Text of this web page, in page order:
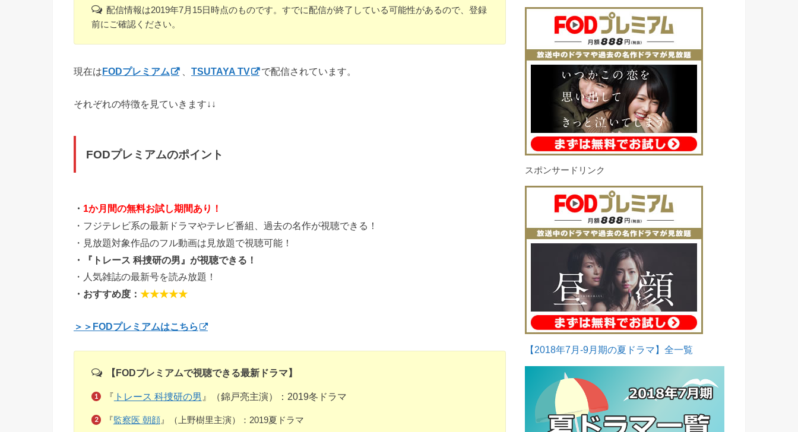
配信情報は2019年7月15日時点のものです。すでに配信が終了している可能性があるので、登録
前にご確認ください。
現在は FODプレミアム TSUTAYA TV で配信されています。
それぞれの特徴を見ていきます↓↓
FODプレミアムのポイント
・ 1か月間の無料お試し期間あり！
・フジテレビ系の最新ドラマやテレビ番組、過去の名作が視聴できる！
・見放題対象作品のフル動画は見放題で視聴可能！
・『トレース 科捜研の男』が視聴できる！
・人気雑誌の最新号を読み放題！
・おすすめ度： ★★★★★
＞＞FODプレミアムはこちら
【FODプレミアムで視聴できる最新ドラマ】
『 トレース 科捜研の男 』（錦戸亮主演）：2019冬ドラマ
『監察医 朝顔』（上野樹里主演）：2019夏ドラマ
スポンサードリンク
【2018年7月-9月期の夏ドラマ】全一覧